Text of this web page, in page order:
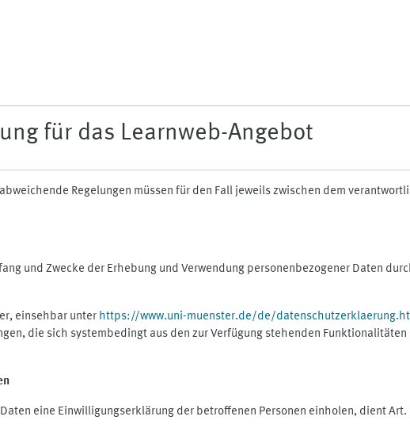
für das Learnweb-Angebot
Regelungen müssen für den Fall jeweils zwischen dem
und Zwecke der Erhebung und Verwendung personenbezogener Daten
einsehbar unter https://www.uni-muenster.de/de/
die sich systembedingt aus den zur Verfügung stehenden
eine Einwilligungserklärung der betroffenen Personen einholen, dient